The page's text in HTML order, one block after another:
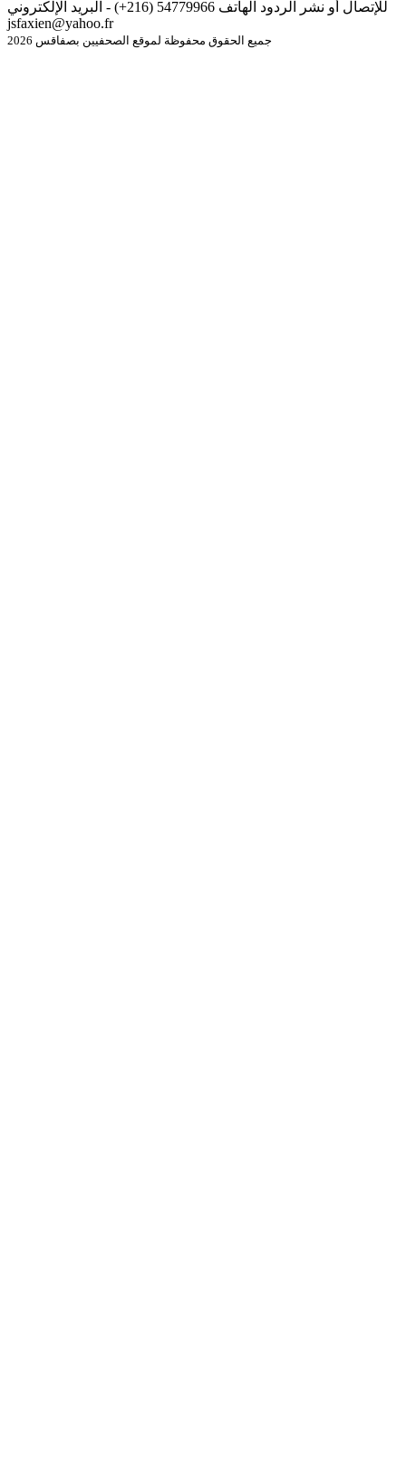
للإتصال أو نشر الردود الهاتف 54779966 (216+) - البريد الإلكتروني
jsfaxien@yahoo.fr
جميع الحقوق محفوظة لموقع الصحفيين بصفاقس 2026